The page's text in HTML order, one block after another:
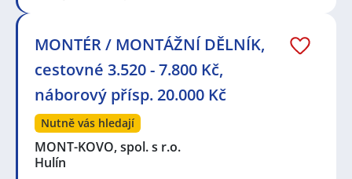
MONTÉR / MONTÁŽNÍ DĚLNÍK,
cestovné 3.520 - 7.800 Kč,
náborový přísp. 20.000 Kč
Nutně vás hledají
MONT-KOVO, spol. s r.o.
Hulín